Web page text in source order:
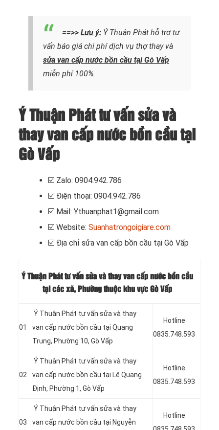
==>> Lưu ý: Ý Thuận Phát hỗ trợ tư
vấn báo giá chi phí dịch vụ thợ thay và
sửa van cấp nước bồn cầu tại Gò Vấp
miễn phí 100%.
Ý Thuận Phát tư vấn sửa và
thay van cấp nước bồn cầu tại
Gò Vấp
☑️ Zalo: 0904.942.786
☑️ Điện thoại: 0904.942.786
☑️ Mail: Ythuanphat1@gmail.com
☑️ Website: Suanhatrongoigiare.com
☑️ Địa chỉ sửa van cấp bồn cầu tại Gò Vấp
Ý Thuận Phát tư vấn sửa và thay van cấp nước bồn cầu
tại các xã, Phường thuộc khu vực Gò Vấp
01
Ý Thuận Phát tư vấn sửa và thay
van cấp nước bồn cầu tại Quang
Trung, Phường 10, Gò Vấp
Hotline
0835.748.593
02
Ý Thuận Phát tư vấn sửa và thay
van cấp nước bồn cầu tại Lê Quang
Định, Phường 1, Gò Vấp
Hotline
0835.748.593
03
Ý Thuận Phát tư vấn sửa và thay
van cấp nước bồn cầu tại Nguyễn
Hotline